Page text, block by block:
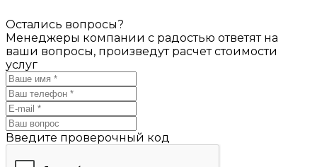
Остались вопросы?
Менеджеры компании с радостью ответят на
ваши вопросы, произведут расчет стоимости
услуг
Введите проверочный код